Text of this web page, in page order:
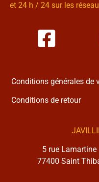
et 24 h / 24 sur les
Conditions générales de
Conditions de retour
5 rue
77400 Saint